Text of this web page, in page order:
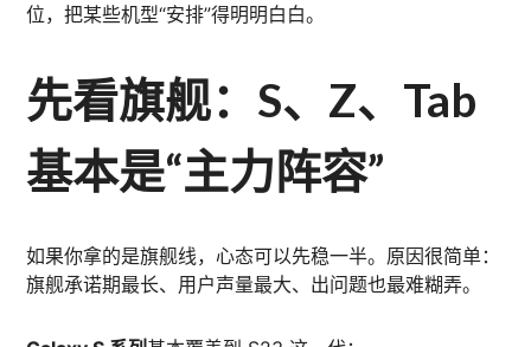
位，把某些机型“安排”得明明白白。
先看旗舰：S、Z、Tab
基本是“主力阵容”
如果你拿的是旗舰线，心态可以先稳一半。原因很简单：
旗舰承诺期最长、用户声量最大、出问题也最难糊弄。